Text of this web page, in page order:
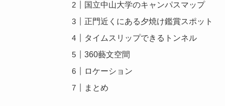
国立中山大学のキャンパスマップ
正門近くにある夕焼け鑑賞スポット
タイムスリップできるトンネル
360藝文空間
ロケーション
まとめ